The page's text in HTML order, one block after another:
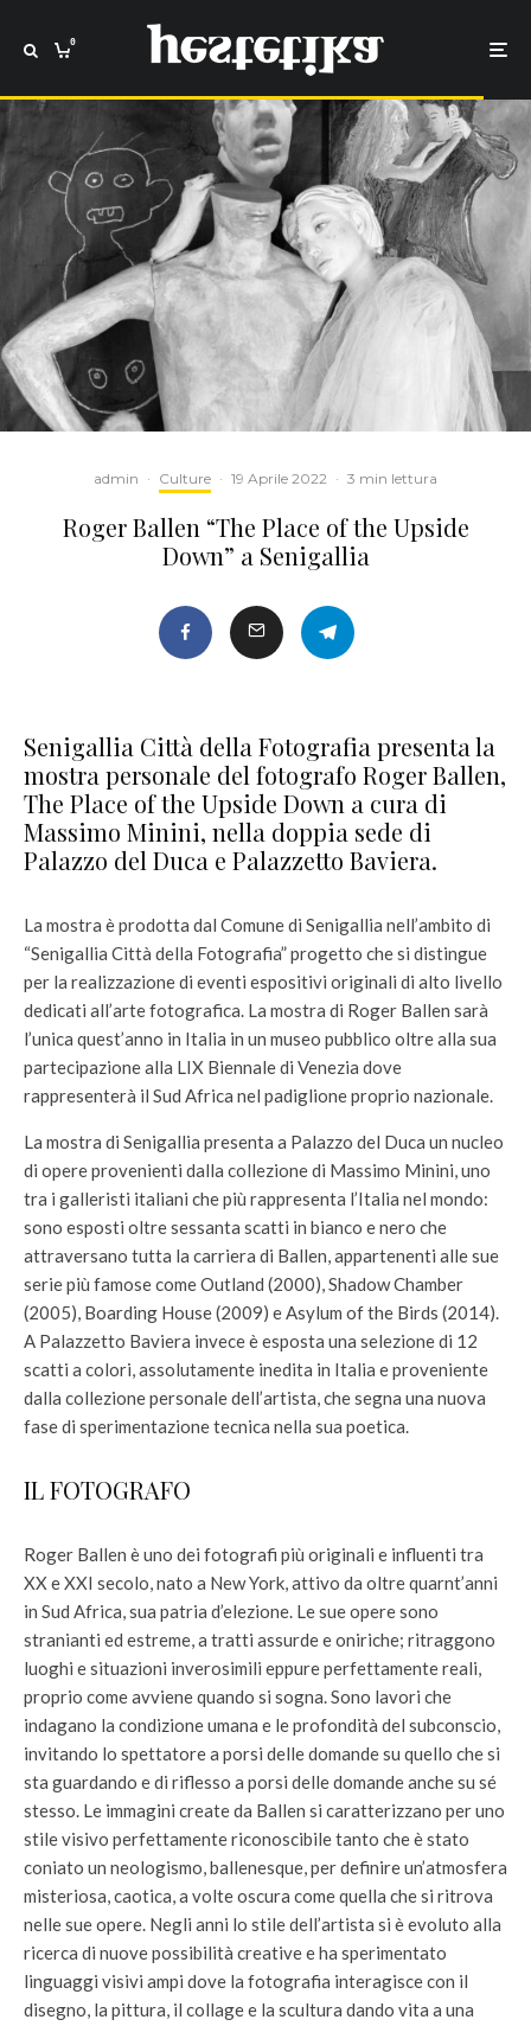
0
admin · Culture · 19 Aprile 2022 · 3 min lettura
Roger Ballen “The Place of the Upside
Down” a Senigallia
Senigallia Città della Fotografia presenta la
mostra personale del fotografo Roger Ballen,
The Place of the Upside Down a cura di
Massimo Minini, nella doppia sede di
Palazzo del Duca e Palazzetto Baviera.
La mostra è prodotta dal Comune di Senigallia nell’ambito di
“Senigallia Città della Fotografia” progetto che si distingue
per la realizzazione di eventi espositivi originali di alto livello
dedicati all’arte fotografica. La mostra di Roger Ballen sarà
l’unica quest’anno in Italia in un museo pubblico oltre alla sua
partecipazione alla LIX Biennale di Venezia dove
rappresenterà il Sud Africa nel padiglione proprio nazionale.
La mostra di Senigallia presenta a Palazzo del Duca un nucleo
di opere provenienti dalla collezione di Massimo Minini, uno
tra i galleristi italiani che più rappresenta l’Italia nel mondo:
sono esposti oltre sessanta scatti in bianco e nero che
attraversano tutta la carriera di Ballen, appartenenti alle sue
serie più famose come Outland (2000), Shadow Chamber
(2005), Boarding House (2009) e Asylum of the Birds (2014).
A Palazzetto Baviera invece è esposta una selezione di 12
scatti a colori, assolutamente inedita in Italia e proveniente
dalla collezione personale dell’artista, che segna una nuova
fase di sperimentazione tecnica nella sua poetica.
IL FOTOGRAFO
Roger Ballen è uno dei fotografi più originali e influenti tra
XX e XXI secolo, nato a New York, attivo da oltre quarnt’anni
in Sud Africa, sua patria d’elezione. Le sue opere sono
stranianti ed estreme, a tratti assurde e oniriche; ritraggono
luoghi e situazioni inverosimili eppure perfettamente reali,
proprio come avviene quando si sogna. Sono lavori che
indagano la condizione umana e le profondità del subconscio,
invitando lo spettatore a porsi delle domande su quello che si
sta guardando e di riflesso a porsi delle domande anche su sé
stesso. Le immagini create da Ballen si caratterizzano per uno
stile visivo perfettamente riconoscibile tanto che è stato
coniato un neologismo, ballenesque, per definire un’atmosfera
misteriosa, caotica, a volte oscura come quella che si ritrova
nelle sue opere. Negli anni lo stile dell’artista si è evoluto alla
ricerca di nuove possibilità creative e ha sperimentato
linguaggi visivi ampi dove la fotografia interagisce con il
disegno, la pittura, il collage e la scultura dando vita a una